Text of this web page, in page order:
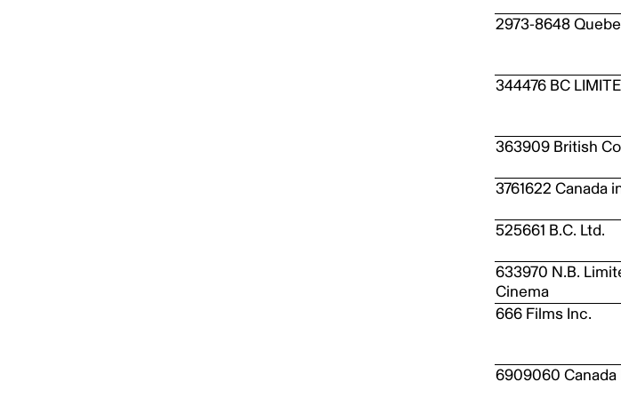
2973-8648
344476 BC
363909 British
3761622 Canada
525661 B.C. Ltd.
633970 N.B.
Cinema
666 Films Inc.
6909060 Canada